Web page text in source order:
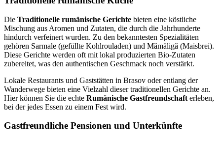
Die Traditionelle rumänische Gerichte bieten eine köstliche
Mischung aus Aromen und Zutaten, die durch die Jahrhunderte
hindurch verfeinert wurden. Zu den bekanntesten Spezialitäten
gehören Sarmale (gefüllte Kohlrouladen) und Mămăligă (Maisbrei).
Diese Gerichte werden oft mit lokal produzierten Bio-Zutaten
zubereitet, was den authentischen Geschmack noch verstärkt.
Lokale Restaurants und Gaststätten in Brasov oder entlang der
Wanderwege bieten eine Vielzahl dieser traditionellen Gerichte an.
Hier können Sie die echte Rumänische Gastfreundschaft erleben,
bei der jedes Essen zu einem Fest wird.
Gastfreundliche Pensionen und Unterkünfte